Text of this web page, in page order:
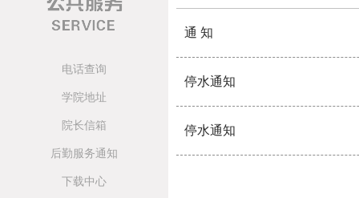
电话查询
学院地址
院长信箱
后勤服务通知
下载中心
通 知
停水通知
停水通知